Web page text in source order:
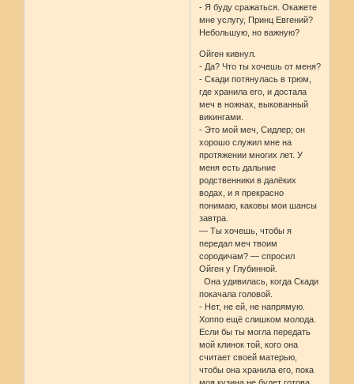
- Я буду сражаться. Окажете
мне услугу, Принц Евгений?
Небольшую, но важную?
Ойген кивнул.
- Да? Что ты хочешь от меня?
- Скади потянулась в трюм,
где хранила его, и достала
меч в ножнах, выкованный
викингами.
- Это мой меч, Сидлер; он
хорошо служил мне на
протяжении многих лет. У
меня есть дальние
родственники в далёких
водах, и я прекрасно
понимаю, каковы мои шансы
завтра.
— Ты хочешь, чтобы я
передал меч твоим
сородичам? — спросил
Ойген у Глубинной.
Она удивилась, когда Скади
покачала головой.
- Нет, не ей, не напрямую.
Хоппо ещё слишком молода.
Если бы ты могла передать
мой клинок той, кого она
считает своей матерью,
чтобы она хранила его, пока